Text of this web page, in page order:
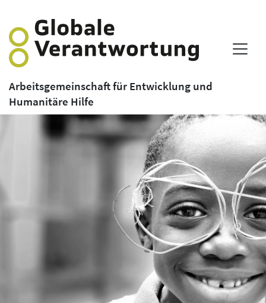
Arbeitsgemeinschaft für Entwicklung und
Humanitäre Hilfe